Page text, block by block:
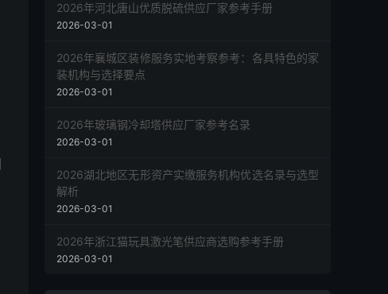
2026年河北唐山优质脱硫供应厂家参考手册
2026-03-01
2026年襄城区装修服务实地考察参考：各具特色的家
装机构与选择要点
2026-03-01
2026年玻璃钢冷却塔供应厂家参考名录
2026-03-01
2026湖北地区无形资产实缴服务机构优选名录与选型
解析
2026-03-01
2026年浙江猫玩具激光笔供应商选购参考手册
2026-03-01